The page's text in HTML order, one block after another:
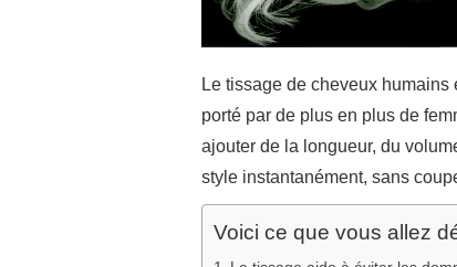
Le tissage de cheveux
porté par de plus en plus de
ajouter de la longueur, du
style instantanément, sans
Voici ce que vous allez